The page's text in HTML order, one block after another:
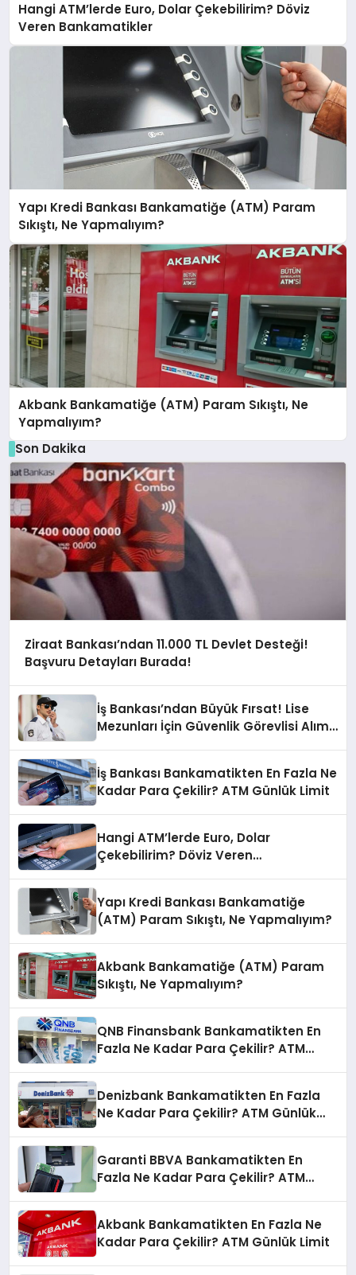
Hangi ATM’lerde Euro, Dolar Çekebilirim? Döviz
Veren Bankamatikler
Yapı Kredi Bankası Bankamatiğe (ATM) Param
Sıkıştı, Ne Yapmalıyım?
Akbank Bankamatiğe (ATM) Param Sıkıştı, Ne
Yapmalıyım?
Son Dakika
Ziraat Bankası’ndan 11.000 TL Devlet Desteği!
Başvuru Detayları Burada!
İş Bankası’ndan Büyük Fırsat! Lise
Mezunları İçin Güvenlik Görevlisi Alımı
İş Bankası Bankamatikten En Fazla Ne
Kadar Para Çekilir? ATM Günlük Limit
Hangi ATM’lerde Euro, Dolar
Çekebilirim? Döviz Veren
Yapı Kredi Bankası Bankamatiğe
(ATM) Param Sıkıştı, Ne Yapmalıyım?
Akbank Bankamatiğe (ATM) Param
Sıkıştı, Ne Yapmalıyım?
QNB Finansbank Bankamatikten En
Fazla Ne Kadar Para Çekilir? ATM
Denizbank Bankamatikten En Fazla
Ne Kadar Para Çekilir? ATM Günlük
Garanti BBVA Bankamatikten En
Fazla Ne Kadar Para Çekilir? ATM
Akbank Bankamatikten En Fazla Ne
Kadar Para Çekilir? ATM Günlük Limit